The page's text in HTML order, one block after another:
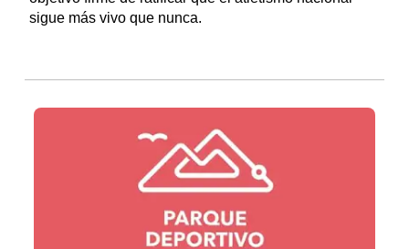
sigue más vivo que nunca.